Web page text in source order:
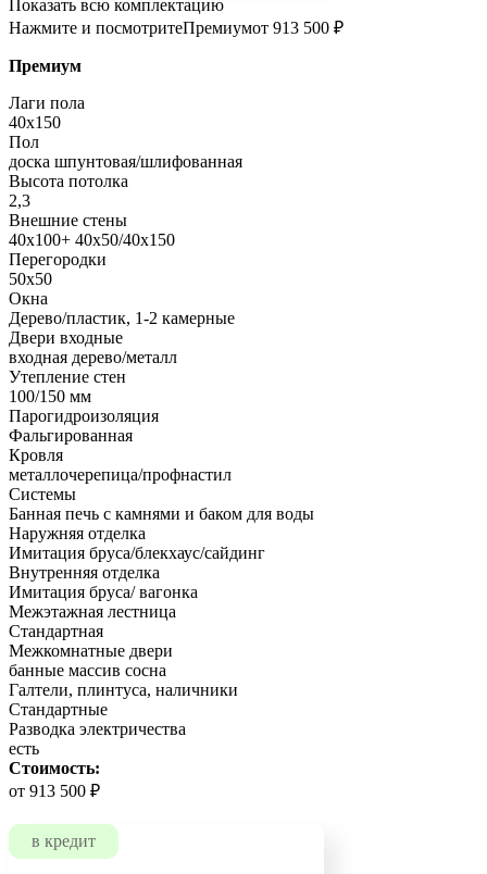
Показать всю комплектацию
Нажмите и посмотритеПремиумот 913 500 ₽
Премиум
Лаги пола
40х150
Пол
доска шпунтовая/шлифованная
Высота потолка
2,3
Внешние стены
40х100+ 40х50/40х150
Перегородки
50х50
Окна
Дерево/пластик, 1-2 камерные
Двери входные
входная дерево/металл
Утепление стен
100/150 мм
Парогидроизоляция
Фальгированная
Кровля
металлочерепица/профнастил
Системы
Банная печь с камнями и баком для воды
Наружняя отделка
Имитация бруса/блекхаус/сайдинг
Внутренняя отделка
Имитация бруса/ вагонка
Межэтажная лестница
Стандартная
Межкомнатные двери
банные массив сосна
Галтели, плинтуса, наличники
Стандартные
Разводка электричества
есть
Стоимость:
от 913 500 ₽
в кредит